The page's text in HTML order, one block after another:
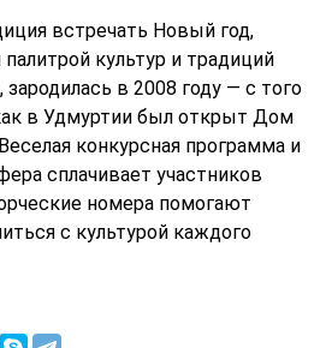
встречать Новый год,
культур и традиций
в 2008 году — с того
в Удмуртии был открыт Дом
конкурсная программа и
сплачивает участников
номера помогают
с культурой каждого